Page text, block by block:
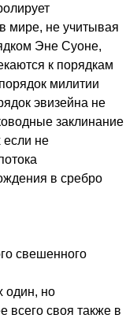
мире, не учитывая
Эне Суоне,
к порядкам
милитии
эвизейна не
заклинание
если не
в сребро
свешенного
один, но
всего своя также в